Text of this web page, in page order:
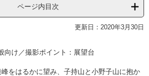
ページ内目次
更新日：2020年3月30日
向け／撮影ポイント：展望台
をはるかに望み、子持山と小野子山に抱か